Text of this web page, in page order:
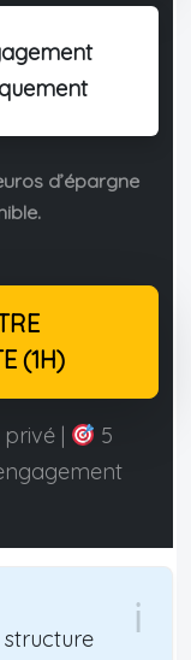
d’épargne
(1H)
|
5